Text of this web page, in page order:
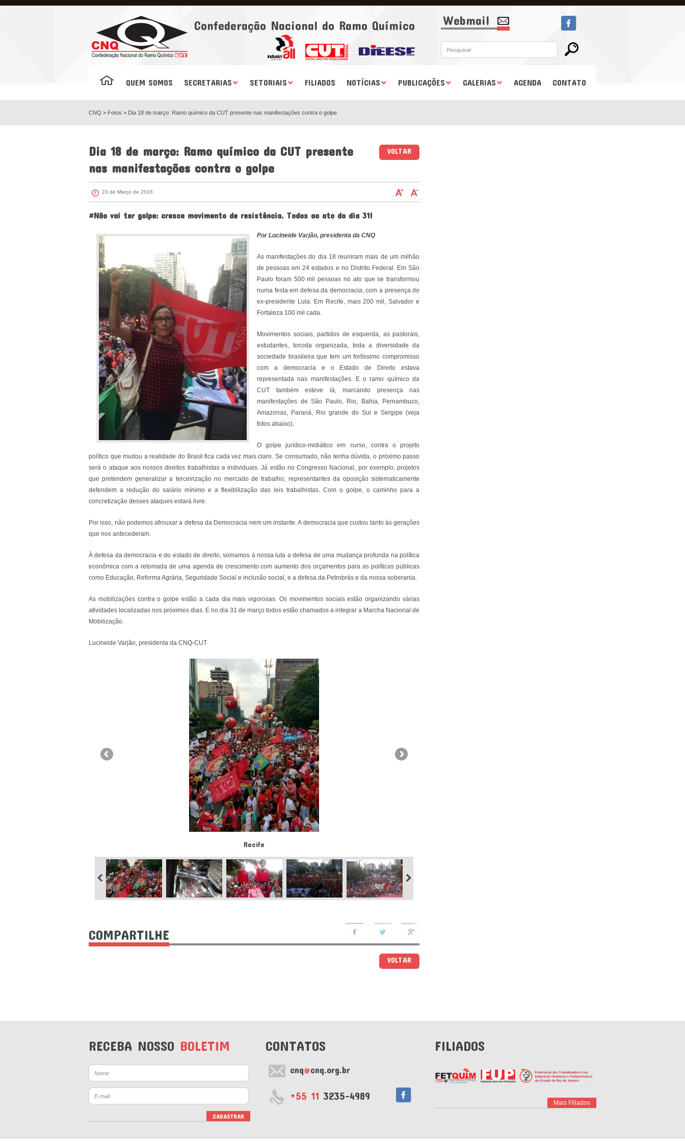
Confederação Nacional do Ramo Químico Webmail
QUEM SOMOS SECRETARIAS SETORIAIS FILIADOS NOTÍCIAS PUBLICAÇÕES GALERIAS AGENDA CONTATO
CNQ > Fotos > Dia 18 de março: Ramo químico da CUT presente nas manifestações contra o golpe
VOLTAR
Dia 18 de março: Ramo químico da CUT presente
nas manifestações contra o golpe
23 de Março de 2016
#Não vai ter golpe: cresce movimento de resistência. Todos ao ato do dia 31!
Por Lucineide Varjão, presidenta da CNQ
As manifestações do dia 18 reuniram mais de um milhão
de pessoas em 24 estados e no Distrito Federal. Em São
Paulo foram 500 mil pessoas no ato que se transformou
numa festa em defesa da democracia, com a presença do
ex-presidente Lula. Em Recife, mais 200 mil, Salvador e
Fortaleza 100 mil cada.
Movimentos sociais, partidos de esquerda, as pastorais,
estudantes, torcida organizada, toda a diversidade da
sociedade brasileira que tem um fortíssimo compromisso
com a democracia e o Estado de Direito estava
representada nas manifestações. E o ramo químico da
CUT ​também esteve lá, marcando presença nas
manifestações de São Paulo, Rio, Bahia, Pernambuco,
Amazonas, Paraná, Rio grande do Sul e Sergipe (veja
fotos abaixo).
O golpe jurídico-midiático em curso, contra o projeto
político que mudou a realidade do Brasil fica cada vez mais claro. Se consumado, não tenha dúvida, o próximo passo
será o ataque aos nossos direitos trabalhistas e individuais. Já estão no Congresso Nacional, por exemplo, projetos
que pretendem generalizar a terceirização no mercado de trabalho; representantes da oposição sistematicamente
defendem a redução do salário mínimo e a flexibilização das leis trabalhistas. Com o golpe, o caminho para a
concretização desses ataques estará livre.
Por isso, não podemos afrouxar a defesa da Democracia nem um instante. A democracia que custou tanto às gerações
que nos antecederam.
À defesa da democracia e do estado de direito, somamos à nossa luta a defesa de uma mudança profunda na política
econômica com a retomada de uma agenda de crescimento com aumento dos orçamentos para as políticas públicas
como Educação, Reforma Agrária, Seguridade Social e inclusão social, e a defesa da Petrobrás e da nossa soberania.
As mobilizações ​contra o golpe estão a cada dia mais vigorosas. Os movimentos sociais estão organizando várias
atividades localizadas nos próximos dias. E no dia 31 de março todos estão chamados a integrar a Marcha Nacional de
Mobilização.
Lucineide Varjão, presidenta da CNQ-CUT
Recife
COMPARTILHE
VOLTAR
RECEBA NOSSO BOLETIM CONTATOS
cnq@cnq.org.br
+55 11 3235-4989
FILIADOS
Mais Filiados